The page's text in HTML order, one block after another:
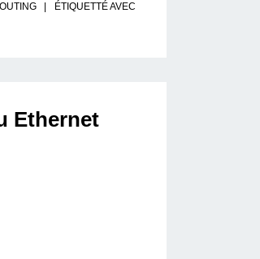
ÉTIQUETTÉ AVEC
Ethernet